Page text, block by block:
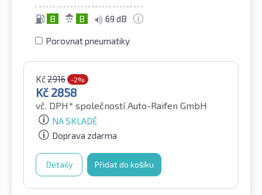
B B 69 dB
Porovnat pneumatiky
Kč2916 -2%
Kč 2858
vč. DPH* společností Auto-Raifen GmbH
NA SKLADĚ
Doprava zdarma
Detaily Přidat do košíku